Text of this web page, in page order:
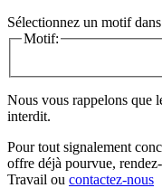
Sélectionnez un motif
Motif:
Nous vous rappelons que
interdit.
Pour tout signalement
offre déjà pourvue,
Travail ou contactez-nous